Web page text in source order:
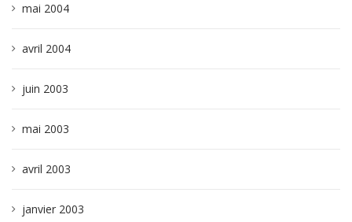
mai 2004
avril 2004
juin 2003
mai 2003
avril 2003
janvier 2003